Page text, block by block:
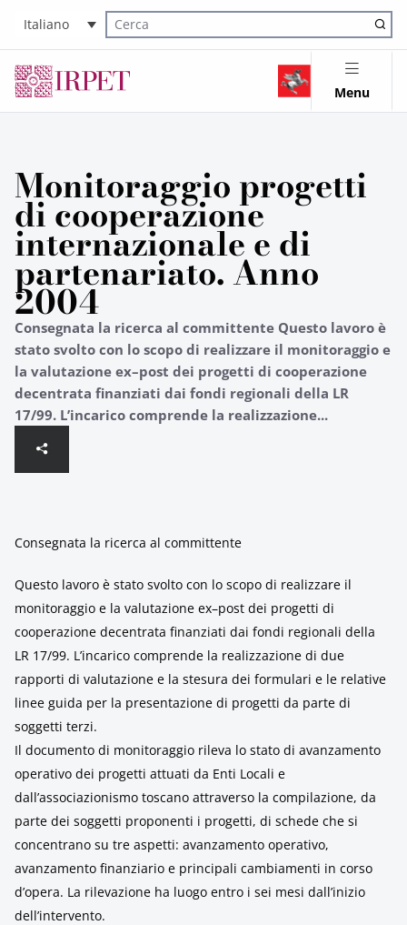
Italiano
Cerca nel sito
Menu
Monitoraggio progetti
di cooperazione
internazionale e di
partenariato. Anno
2004
Consegnata la ricerca al committente Questo lavoro è
stato svolto con lo scopo di realizzare il monitoraggio e
la valutazione ex–post dei progetti di cooperazione
decentrata finanziati dai fondi regionali della LR
17/99. L’incarico comprende la realizzazione...
Consegnata la ricerca al committente
Questo lavoro è stato svolto con lo scopo di realizzare il
monitoraggio e la valutazione ex–post dei progetti di
cooperazione decentrata finanziati dai fondi regionali della
LR 17/99. L’incarico comprende la realizzazione di due
rapporti di valutazione e la stesura dei formulari e le relative
linee guida per la presentazione di progetti da parte di
soggetti terzi.
Il documento di monitoraggio rileva lo stato di avanzamento
operativo dei progetti attuati da Enti Locali e
dall’associazionismo toscano attraverso la compilazione, da
parte dei soggetti proponenti i progetti, di schede che si
concentrano su tre aspetti: avanzamento operativo,
avanzamento finanziario e principali cambiamenti in corso
d’opera. La rilevazione ha luogo entro i sei mesi dall’inizio
dell’intervento.